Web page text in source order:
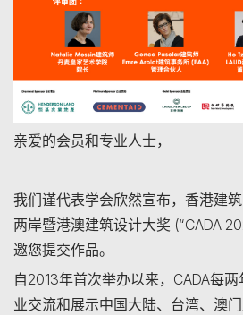
亲爱的会员和专业人士，
我们谨代表学会欣然宣布，香港建
两岸暨港澳建筑设计大奖 (“CADA
邀您提交作品。
自2013年首次举办以来，CADA每
业交流和展示中国大陆、台湾、澳